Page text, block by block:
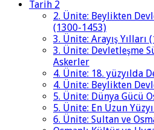
Tarih 2
2. Ünite: Beylikten
(1300-1453)
3. Ünite: Arayış Yılları
3. Ünite: Devletleşme
Askerler
4. Ünite: 18. yüzyılda
4. Ünite: Beylikten
5. Ünite: Dünya Gücü
5. Ünite: En Uzun
6. Ünite: Sultan ve